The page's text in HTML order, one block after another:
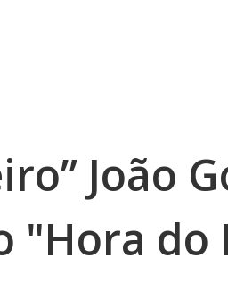
João
"Hora do